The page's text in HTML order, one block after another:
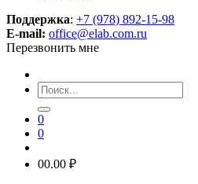
Поддержка: +7 (978) 892-15-98
E-mail: office@elab.com.ru
Перезвонить мне
0
0
00.00 ₽